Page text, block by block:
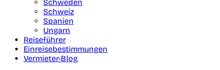
Schweden
Schweiz
Spanien
Ungarn
Reiseführer
Einreisebestimmungen
Vermieter-Blog